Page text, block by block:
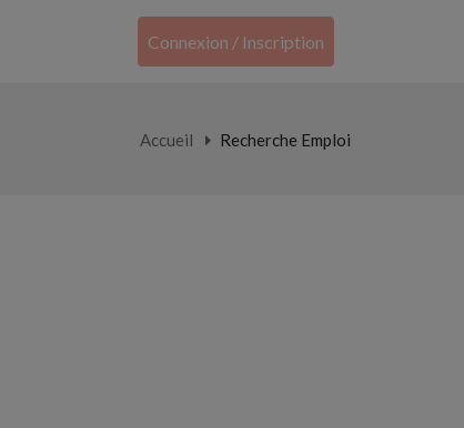
Connexion / Inscription
Accueil Recherche Emploi